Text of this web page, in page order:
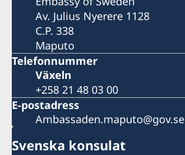
Av. Julius Nyerere 1128
C.P. 338
Maputo
Telefonnummer
Växeln
+258 21 48 03 00
E-postadress
Ambassaden.maputo@gov.se
Svenska konsulat